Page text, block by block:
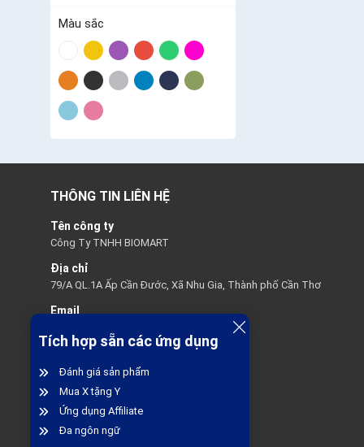
Màu sắc
THÔNG TIN LIÊN HỆ
Tên công ty
Công Ty TNHH BIOMART
Địa chỉ
79/A QL.1A Ấp Cần Đước, Xã Nhu Gia, Thành phố Cần Thơ
Email
Hotline
0949833332
Thời gian hỗ trợ
08:30 - 21:30 các ngày trong tuần
Tích hợp sẵn các ứng dụng
Đánh giá sản phẩm
Mua X tặng Y
Ứng dụng Affiliate
Đa ngôn ngữ